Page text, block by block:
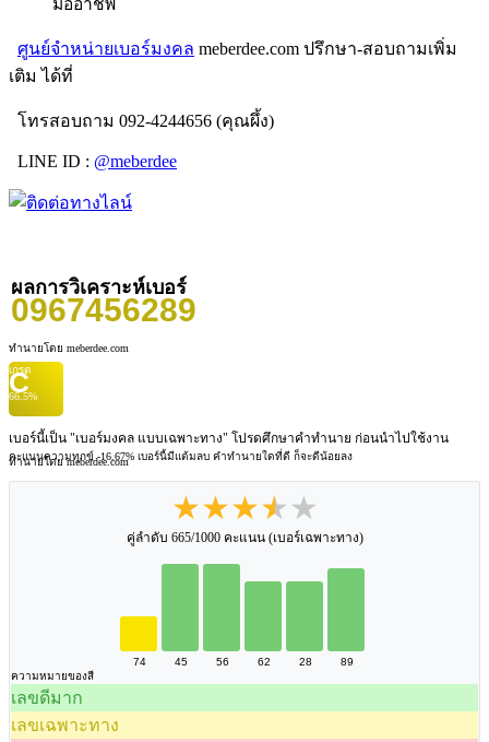
มืออาชีพ
ศูนย์จำหน่ายเบอร์มงคล meberdee.com ปรึกษา-สอบถามเพิ่ม
เติม ได้ที่
โทรสอบถาม 092-4244656 (คุณผึ้ง)
LINE ID : @meberdee
ผลการวิเคราะห์เบอร์
0967456289
ทำนายโดย meberdee.com
เกรด
C
66.5%
เบอร์นี้เป็น "เบอร์มงคล แบบเฉพาะทาง" โปรดศึกษาคำทำนาย ก่อนนำไปใช้งาน
คะแนนความทุกข์ -16.67% เบอร์นี้มีแต้มลบ คำทำนายใดที่ดี ก็จะดีน้อยลง
ทำนายโดย meberdee.com
★★★★★
คู่ลำดับ 665/1000 คะแนน (เบอร์เฉพาะทาง)
74 45 56 62 28
89
ความหมายของสี
เลขดีมาก
เลขเฉพาะทาง